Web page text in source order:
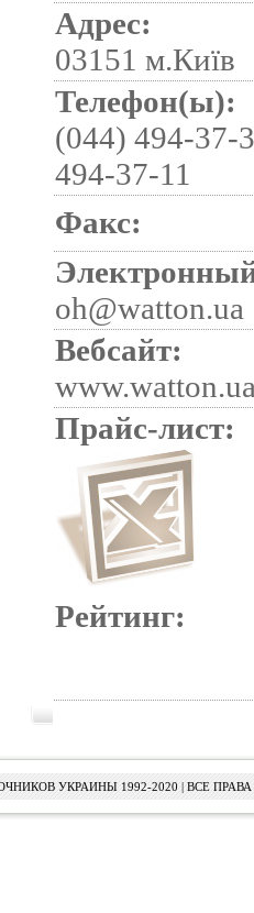
Адрес:
03151 м.Київ
Телефон(ы):
(044) 494-37-
494-37-11
Факс:
oh@watton.ua
Вебсайт:
Прайс-лист:
Рейтинг:
УКРАИНЫ 1992-2020 | ВСЕ